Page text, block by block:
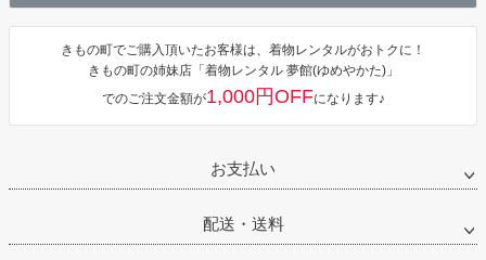
きもの町でご購入頂いたお客様は、着物レンタルがおトクに！
きもの町の姉妹店「着物レンタル 夢館(ゆめやかた)」
でのご注文金額が1,000円OFFになります♪
お支払い
配送・送料